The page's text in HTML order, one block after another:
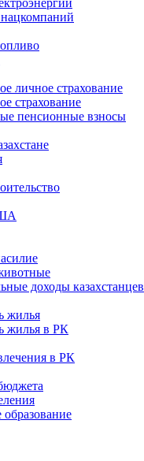
личное страхование
страхование
пенсионные взносы
доходы казахстанцев
жилья
жилья в РК
в РК